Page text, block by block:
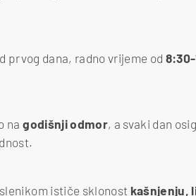
prvog dana, radno vrijeme od
nagodišnji odmor, a svaki dan
ističe sklonost kašnjenju,